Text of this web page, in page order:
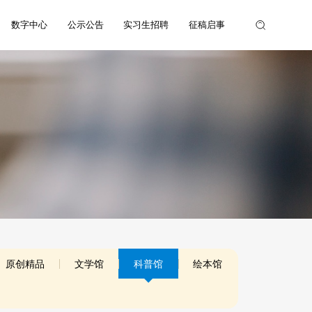
数字中心 公示公告 实习生招聘 征稿启事
原创精品 文学馆 科普馆 绘本馆